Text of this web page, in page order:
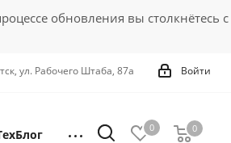
обновления вы столкнётесь
Войти
ул. Рабочего Штаба, 87а
0 0
0